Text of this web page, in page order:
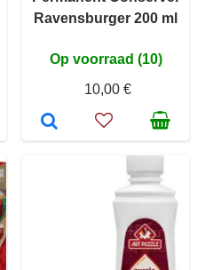
Ravensburger 200 ml
Op voorraad (10)
10,00 €